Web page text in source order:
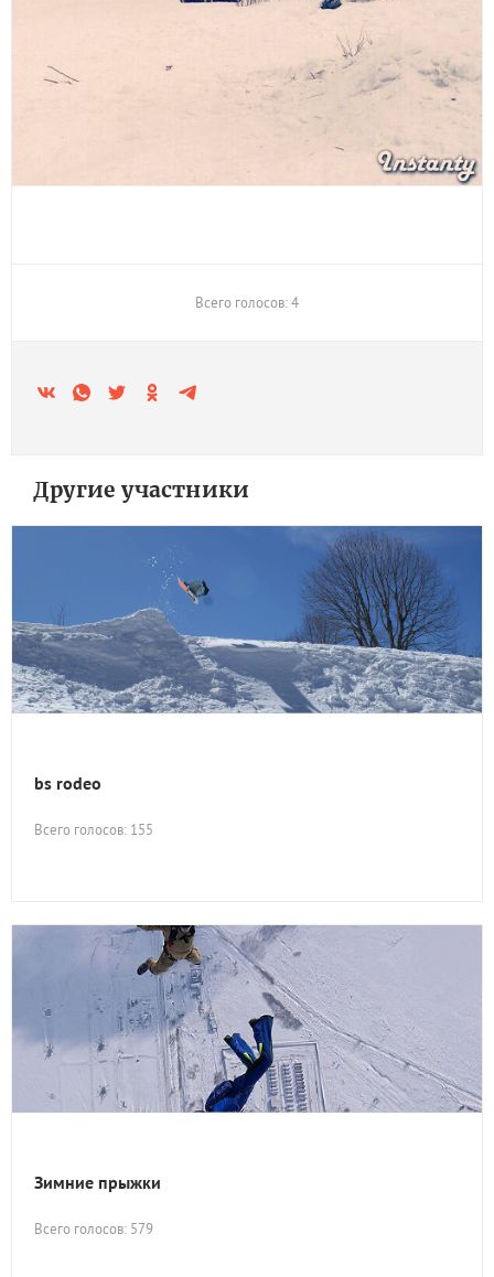
Всего голосов: 4
Другие участники
bs rodeo
Всего голосов: 155
Зимние прыжки
Всего голосов: 579